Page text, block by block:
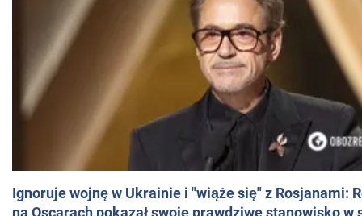
Ignoruje wojnę w Ukrainie i "wiąże się" z Rosjanami:
na Oscarach pokazał swoje prawdziwe stanowisko w